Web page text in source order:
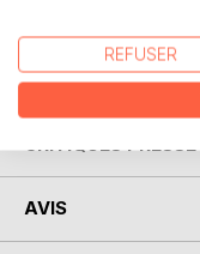
AUTEUR(S)
CRITIQUES PRESSE
AVIS
REFUSER